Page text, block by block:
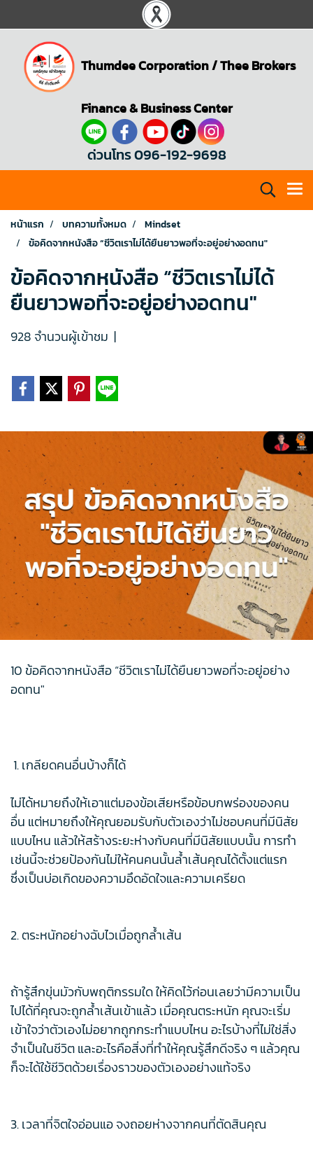
Thumdee Corporation/Thee Brokers
Finance & Business Center
ด่วนโทร 096-192-9698
หน้าแรก บทความทั้งหมด
Mindset
ข้อคิดจากหนังสือ “ชีวิตเราไม่ได้ยืนยาวพอที่จะอยู่อย่างอดทน"
ข้อคิดจากหนังสือ “ชีวิตเราไม่ได้
ยืนยาวพอที่จะอยู่อย่างอดทน"
928 จำนวนผู้เข้าชม |
10 ข้อคิดจากหนังสือ “ชีวิตเราไม่ได้ยืนยาวพอที่จะอยู่อย่าง
อดทน"
1. เกลียดคนอื่นบ้างก็ได้
ไม่ได้หมายถึงให้เอาแต่มองข้อเสียหรือข้อบกพร่องของคน
อื่น แต่หมายถึงให้คุณยอมรับกับตัวเองว่าไม่ชอบคนที่มีนิสัย
แบบไหน แล้วให้สร้างระยะห่างกับคนที่มีนิสัยแบบนั้น การทำ
เช่นนี้จะช่วยป้องกันไม่ให้คนคนนั้นล้ำเส้นคุณได้ตั้งแต่แรก
ซึ่งเป็นบ่อเกิดของความอึดอัดใจและความเครียด
2. ตระหนักอย่างฉับไวเมื่อถูกล้ำเส้น
ถ้ารู้สึกขุ่นมัวกับพฤติกรรมใด ให้คิดไว้ก่อนเลยว่ามีความเป็น
ไปได้ที่คุณจะถูกล้ำเส้นเข้าแล้ว เมื่อคุณตระหนัก คุณจะเริ่ม
เข้าใจว่าตัวเองไม่อยากถูกกระทำแบบไหน อะไรบ้างที่ไม่ใช่สิ่ง
จำเป็นในชีวิต และอะไรคือสิ่งที่ทำให้คุณรู้สึกดีจริง ๆ แล้วคุณ
ก็จะได้ใช้ชีวิตด้วยเรื่องราวของตัวเองอย่างแท้จริง
3. เวลาที่จิตใจอ่อนแอ จงถอยห่างจากคนที่ตัดสินคุณ